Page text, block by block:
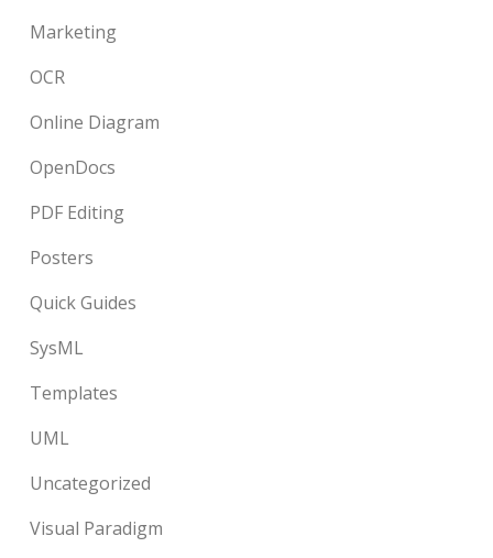
Marketing
OCR
Online Diagram
OpenDocs
PDF Editing
Posters
Quick Guides
SysML
Templates
UML
Uncategorized
Visual Paradigm